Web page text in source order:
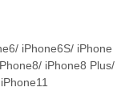
iPhone6S/ iPhone
iPhone8 Plus/